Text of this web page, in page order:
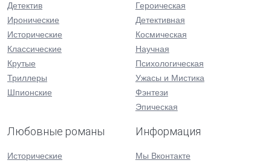
Детектив
Иронические
Исторические
Классические
Крутые
Триллеры
Шпионские
Героическая
Детективная
Космическая
Научная
Психологическая
Ужасы и Мистика
Фэнтези
Эпическая
Любовные романы
Исторические
Информация
Мы Вконтакте